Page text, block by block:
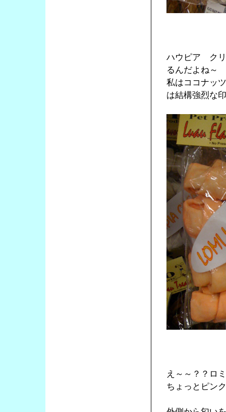
ハウピア クリ
るんだよね～
私はココナッ
は結構強烈な
え～～？？ロ
ちょっとピン